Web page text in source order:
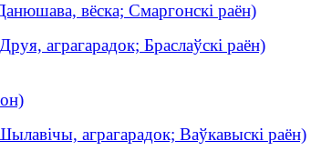
вёска; Смаргонскі раён)
аграгарадок; Браслаўскі раён)
аграгарадок; Ваўкавыскі раён)